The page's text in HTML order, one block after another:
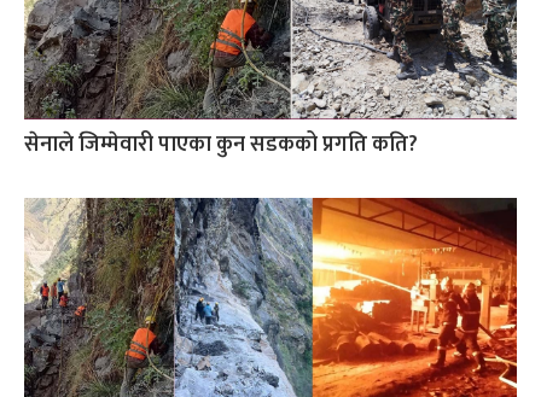
सेनाले जिम्मेवारी पाएका कुन सडकको प्रगति कति?